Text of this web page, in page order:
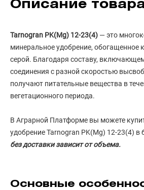
Описание
Tarnogran PK(Mg) 12-23(4) — это
минеральное удобрение, обогащенное
серой. Благодаря составу,
соединения с разной скоростью
получают питательные вещества в
вегетационного периода.
В Аграрной Платформе вы можете
удобрение Tarnogran PK(Mg) 12-23(4) в
без доставки зависит от объема.
Основные